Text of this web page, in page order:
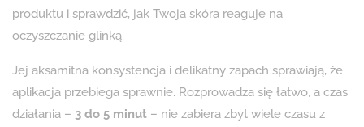
produktu i sprawdzić, jak Twoja skóra reaguje na
oczyszczanie glinką.
Jej aksamitna konsystencja i delikatny zapach sprawiają, że
aplikacja przebiega sprawnie. Rozprowadza się łatwo, a czas
działania – 3 do 5 minut – nie zabiera zbyt wiele czasu z